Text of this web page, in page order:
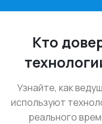
Кто
Узнайте, как
используют
реального